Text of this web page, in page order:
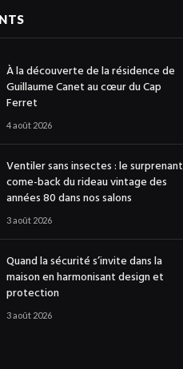
À la découverte de la résidence de
Guillaume Canet au cœur du Cap
Ferret
4 août 2026
Ventiler sans insectes : le surprenant
come-back du rideau vintage des
années 80 dans nos salons
3 août 2026
Quand la sécurité s’invite dans la
maison en harmonisant design et
protection
3 août 2026